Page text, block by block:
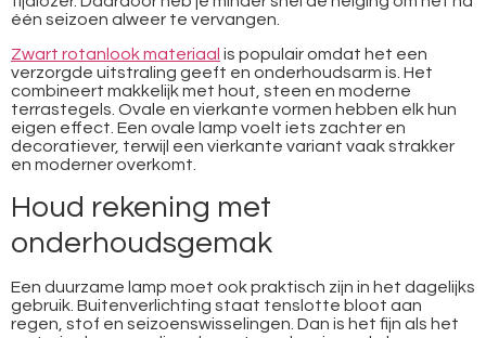
één seizoen alweer te vervangen.
Zwart rotanlook materiaal is populair omdat het een
verzorgde uitstraling geeft en onderhoudsarm is. Het
combineert makkelijk met hout, steen en moderne
terrastegels. Ovale en vierkante vormen hebben elk hun
eigen effect. Een ovale lamp voelt iets zachter en
decoratiever, terwijl een vierkante variant vaak strakker
en moderner overkomt.
Houd rekening met
onderhoudsgemak
Een duurzame lamp moet ook praktisch zijn in het dagelijks
gebruik. Buitenverlichting staat tenslotte bloot aan
regen, stof en seizoenswisselingen. Dan is het fijn als het